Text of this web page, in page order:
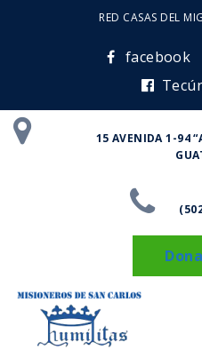
RED CASAS DEL
facebook
15 AVENIDA 1-94